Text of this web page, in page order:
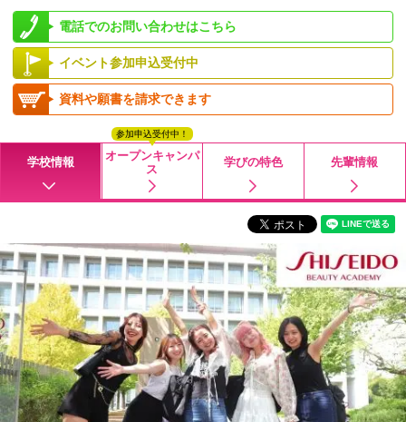
電話でのお問い合わせはこちら
イベント参加申込受付中
資料や願書を請求できます
学校情報
オープンキャンパ
ス
参加申込受付中！
学びの特色 先輩情報